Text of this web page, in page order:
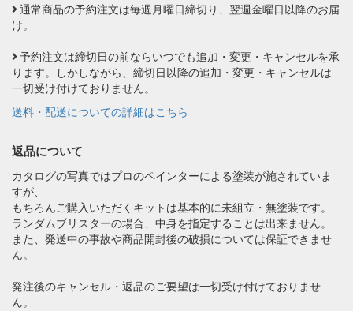
通常商品の予約注文は毎週月曜日締切り、翌週金曜日以降のお届
け。
予約注文は締切日の前ならいつでも追加・変更・キャンセルを承
ります。しかしながら、締切日以降の追加・変更・キャンセルは
一切受け付けておりません。
送料・配送についての詳細はこちら
返品について
カタログの写真ではプロのペインターによる塗装が施されていま
すが、
もちろんご購入いただくキットは基本的に未組立・無塗装です。
ランダムブリスターの場合、中身を指定することは出来ません。
また、発送中の事故や商品開封後の破損については保証できませ
ん。
発注後のキャンセル・返品のご要望は一切受け付けておりませ
ん。